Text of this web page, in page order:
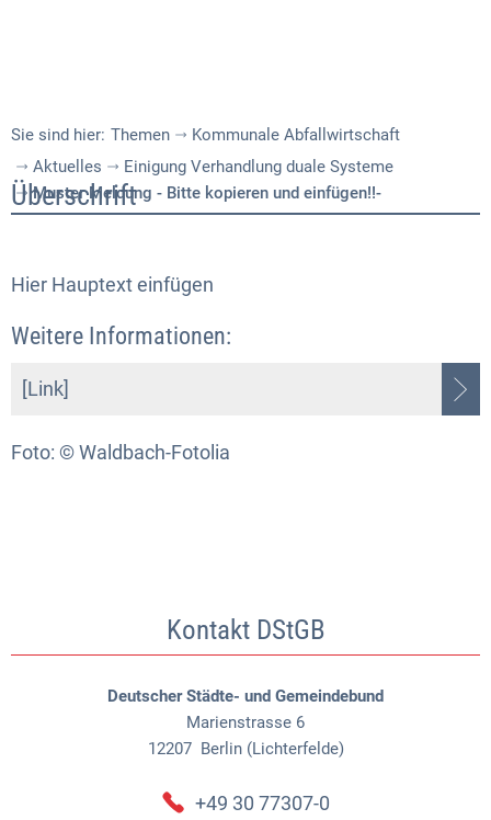
Sie sind hier: Themen
Kommunale Abfallwirtschaft
Aktuelles
Einigung Verhandlung duale Systeme
Muster Meldung - Bitte kopieren und einfügen!!-
Muster
kopieren
und
Überschrift
Hier Hauptext einfügen
Weitere Informationen:
[Link]
Foto: © Waldbach-Fotolia
Kontakt DStGB
Deutscher Städte- und Gemeindebund
Marienstrasse 6
12207 Berlin (Lichterfelde)
+49 30 77307-0